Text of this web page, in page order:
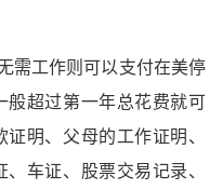
需工作则可以支付在美停
般超过第一年总花费就可
明、父母的工作证明、
车证、股票交易记录、